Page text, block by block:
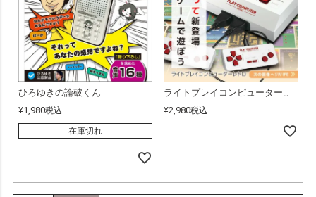
ひろゆきの論破くん
¥1,980税込
在庫切れ
ライトプレイコンピューターレトロ
¥2,980税込